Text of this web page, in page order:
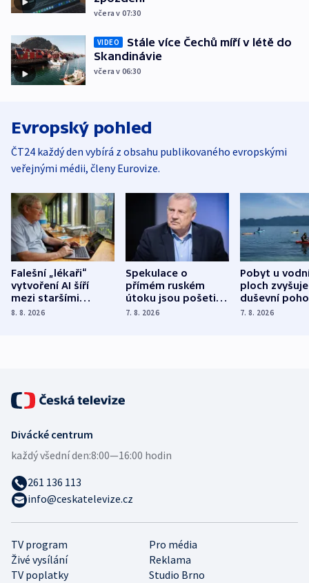
včera v 07:30
VIDEO
Stále více Čechů míří v létě do
Skandinávie
včera v 06:30
Evropský pohled
ČT24 každý den vybírá z obsahu publikovaného evropskými
veřejnými médii, členy Eurovize.
Falešní „lékaři“
vytvoření AI šíří
mezi staršími
Poláky nebezpečné
8. 8. 2026
Spekulace o
přímém ruském
útoku jsou pošetilé,
míní estonský
7. 8. 2026
Pobyt u
ploch zvyšuje
duševní
ukázala
7. 8. 2026
TV program
Pro média
Živé vysílání
Reklama
TV poplatky
Studio Brno
Divácké centrum
každý všední den:8:00—16:00 hodin
261 136 113
info@ceskatelevize.cz